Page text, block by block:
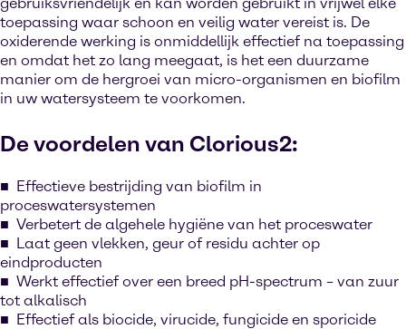
toepassing waar schoon en veilig water vereist is. De
oxiderende werking is onmiddellijk effectief na toepassing
en omdat het zo lang meegaat, is het een duurzame
manier om de hergroei van micro-organismen en biofilm
in uw watersysteem te voorkomen.
De voordelen van Clorious2:
Effectieve bestrijding van biofilm in
proceswatersystemen
Verbetert de algehele hygiëne van het proceswater
Laat geen vlekken, geur of residu achter op
eindproducten
Werkt effectief over een breed pH-spectrum – van zuur
tot alkalisch
Effectief als biocide, virucide, fungicide en sporicide